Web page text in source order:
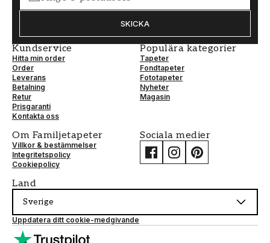
SKICKA
Kundservice
Hitta min order
Order
Leverans
Betalning
Retur
Prisgaranti
Kontakta oss
Populära kategorier
Tapeter
Fondtapeter
Fototapeter
Nyheter
Magasin
Om Familjetapeter
Villkor & bestämmelser
Integritetspolicy
Cookiepolicy
Sociala medier
Land
Sverige
Uppdatera ditt cookie-medgivande